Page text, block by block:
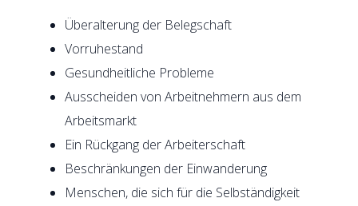
Überalterung der Belegschaft
Vorruhestand
Gesundheitliche Probleme
Ausscheiden von Arbeitnehmern aus dem
Arbeitsmarkt
Ein Rückgang der Arbeiterschaft
Beschränkungen der Einwanderung
Menschen, die sich für die Selbständigkeit